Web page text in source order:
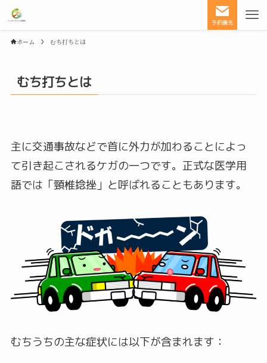
予約優先
ホーム むち打ちとは
むち打ちとは
主に交通事故などで首に外力が加わることによっ
て引き起こされるケガの一つです。正式な医学用
語では「頸椎捻挫」と呼ばれることもあります。
むちうちの主な症状には以下が含まれます：